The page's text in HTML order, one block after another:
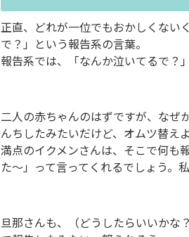
正直、どれが一位でもおかしくない
で？」という報告系の言葉。
報告系では、「なんか泣いてるで？
二人の赤ちゃんのはずですが、なぜ
んちしたみたいだけど、オムツ替え
満点のイクメンさんは、そこで何も
た〜」って言ってくれるでしょう。
旦那さんも、（どうしたらいいかな